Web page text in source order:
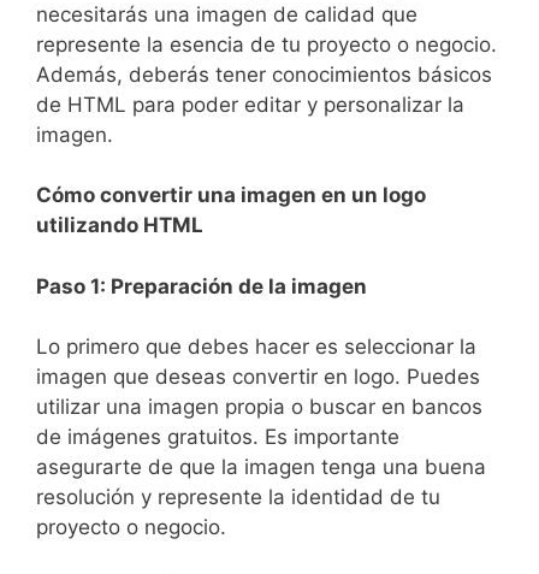
necesitarás una imagen de calidad que
represente la esencia de tu proyecto o negocio.
Además, deberás tener conocimientos básicos
de HTML para poder editar y personalizar la
imagen.
Cómo​ convertir una imagen en un logo
utilizando HTML
Paso 1: Preparación de la imagen
Lo primero que debes ⁢hacer es seleccionar la
imagen que deseas convertir ⁢en logo. Puedes
utilizar una imagen propia o buscar en bancos
de imágenes gratuitos.​ Es importante
asegurarte de ‍que la imagen tenga ‍una buena
resolución ​y represente la identidad ​de tu
proyecto o negocio. ⁢